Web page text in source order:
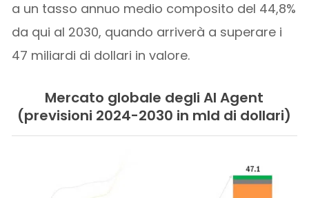
a un tasso annuo medio composito del 44,8%
da qui al 2030, quando arriverà a superare i
47 miliardi di dollari in valore.
Mercato globale degli AI Agent
(previsioni 2024-2030 in mld di dollari)